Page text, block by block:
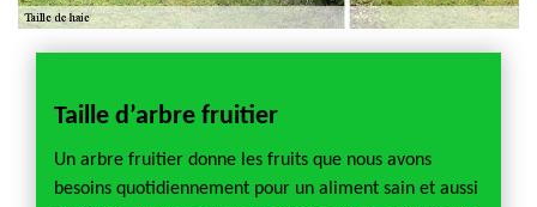
Taille d’arbre fruitier
Un arbre fruitier donne les fruits que nous avons
besoins quotidiennement pour un aliment sain et aussi